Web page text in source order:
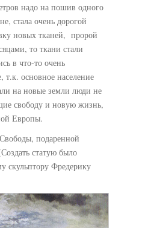
надо на пошив одного
стала очень дорогой
новых тканей, пророй
то ткани стали
в что-то очень
т.к. основное население
на новые земли люди не
свободу и новую жизнь,
Европы.
подаренной
статую было
скульптору Фредерику